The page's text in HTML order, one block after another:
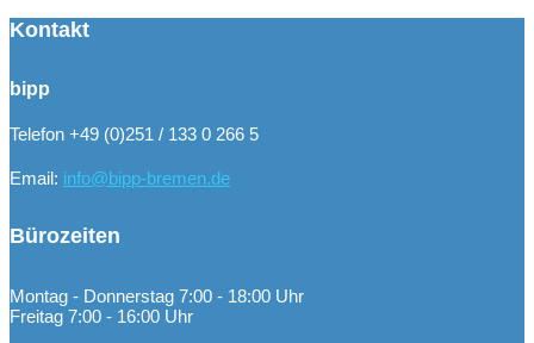
Kontakt
bipp
Telefon +49 (0)251 / 133 0 266 5
Email: info@bipp-bremen.de
Bürozeiten
Montag - Donnerstag 7:00 - 18:00 Uhr
Freitag 7:00 - 16:00 Uhr